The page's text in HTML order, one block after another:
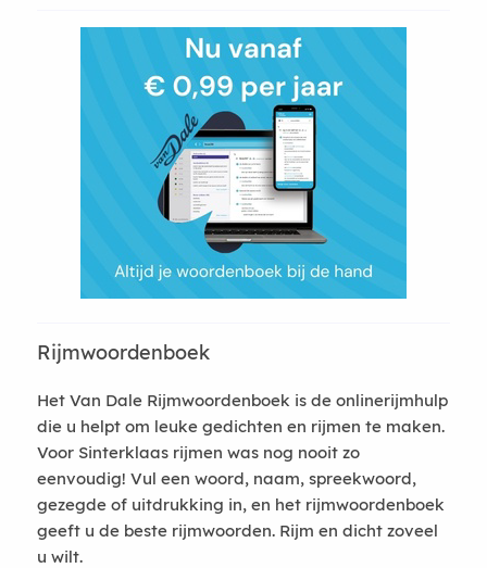
Rijmwoordenboek
Het Van Dale Rijmwoordenboek is de onlinerijmhulp
die u helpt om leuke gedichten en rijmen te maken.
Voor Sinterklaas rijmen was nog nooit zo
eenvoudig! Vul een woord, naam, spreekwoord,
gezegde of uitdrukking in, en het rijmwoordenboek
geeft u de beste rijmwoorden. Rijm en dicht zoveel
u wilt.